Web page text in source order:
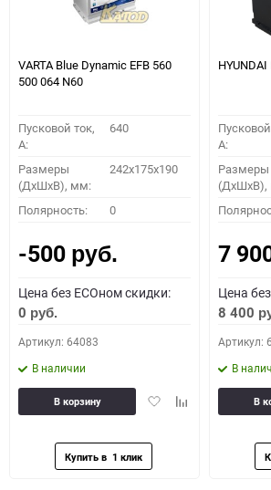
VARTA Blue Dynamic EFB 560
500 064 N60
Пусковой ток,
A:
640
Размеры
(ДхШхВ), мм:
242x175x190
Полярность: 0
-500 руб.
Цена без ECOном скидки:
0 руб.
Артикул: 64083
В наличии
ДобавитьДобавить
В корзину
A:
Размеры
7
Цена
8 400
Артикул:
В
В